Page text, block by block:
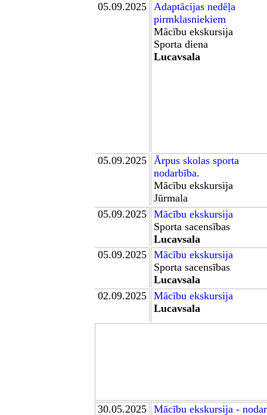
05.09.2025
Adaptācijas nedēļa
pirmklasniekiem
Mācību ekskursija
Sporta diena
Lucavsala
05.09.2025 Ārpus skolas sporta
nodarbība.
Mācību ekskursija
Jūrmala
05.09.2025
Mācību ekskursija
Sporta sacensības
Lucavsala
05.09.2025
Mācību ekskursija
Sporta sacensības
Lucavsala
02.09.2025
Mācību ekskursija
Lucavsala
30.05.2025 Mācību ekskursija -